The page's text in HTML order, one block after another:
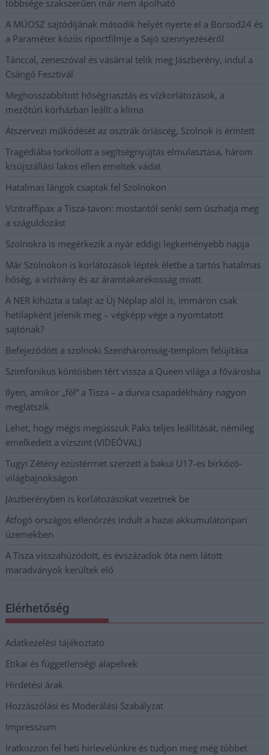
többsége szakszerűen már nem ápolható
A MÚOSZ sajtódíjának második helyét nyerte el a Borsod24 és
a Paraméter közös riportfilmje a Sajó szennyezéséről
Tánccal, zeneszóval és vásárral telik meg Jászberény, indul a
Csángó Fesztivál
Meghosszabbított hőségriasztás és vízkorlátozások, a
mezőtúri kórházban leállt a klíma
Átszervezi működését az osztrák óriáscég, Szolnok is érintett
Tragédiába torkollott a segítségnyújtás elmulasztása, három
kisújszállási lakos ellen emeltek vádat
Hatalmas lángok csaptak fel Szolnokon
Vízitraffipax a Tisza-tavon: mostantól senki sem úszhatja meg
a száguldozást
Szolnokra is megérkezik a nyár eddigi legkeményebb napja
Már Szolnokon is korlátozások léptek életbe a tartós hatalmas
hőség, a vízhiány és az áramtakarékosság miatt
A NER kihúzta a talajt az Új Néplap alól is, immáron csak
hetilapként jelenik meg – végképp vége a nyomtatott
sajtónak?
Befejeződött a szolnoki Szentháromság-templom felújítása
Szimfonikus köntösben tért vissza a Queen világa a fővárosba
Ilyen, amikor „fél” a Tisza – a durva csapadékhiány nagyon
meglátszik
Lehet, hogy mégis megússzuk Paks teljes leállítását, némileg
emelkedett a vízszint (VIDEÓVAL)
Tugyi Zétény ezüstérmet szerzett a bakui U17-es birkózó-
világbajnokságon
Jászberényben is korlátozásokat vezetnek be
Átfogó országos ellenőrzés indult a hazai akkumulátoripari
üzemekben
A Tisza visszahúzódott, és évszázadok óta nem látott
maradványok kerültek elő
Elérhetőség
Adatkezelési tájékoztató
Etikai és függetlenségi alapelvek
Hirdetési árak
Hozzászólási és Moderálási Szabályzat
Impresszum
Iratkozzon fel heti hírlevelünkre és tudjon meg még többet